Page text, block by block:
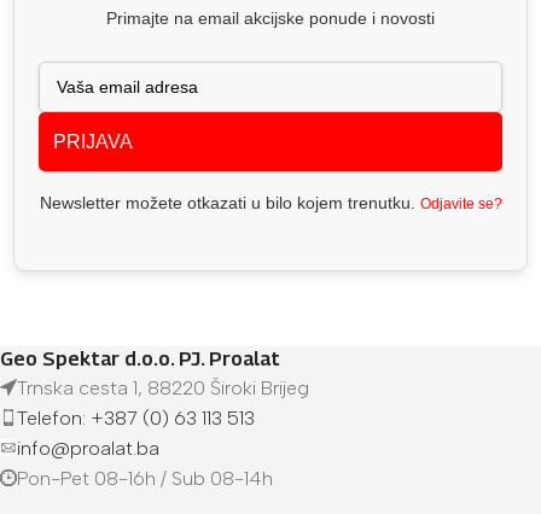
Primajte na email akcijske ponude i novosti
PRIJAVA
Newsletter možete otkazati u bilo kojem trenutku. Odjavite se?
Geo Spektar d.o.o. PJ. Proalat
Trnska cesta 1, 88220 Široki Brijeg
Telefon: +387 (0) 63 113 513
info@proalat.ba
Pon-Pet 08-16h / Sub 08-14h